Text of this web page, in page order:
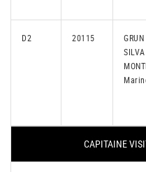
D2 20115
SILVA
CAPITAINE